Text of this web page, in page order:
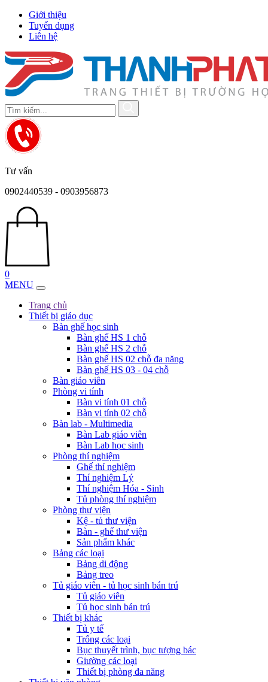
Giới thiệu
Tuyển dụng
Liên hệ
Tư vấn
0902440539 - 0903956873
0
MENU
Trang chủ
Thiết bị giáo dục
Bàn ghế học sinh
Bàn ghế HS 1 chỗ
Bàn ghế HS 2 chỗ
Bàn ghế HS 02 chỗ đa năng
Bàn ghế HS 03 - 04 chỗ
Bàn giáo viên
Phòng vi tính
Bàn vi tính 01 chỗ
Bàn vi tính 02 chỗ
Bàn lab - Multimedia
Bàn Lab giáo viên
Bàn Lab học sinh
Phòng thí nghiệm
Ghế thí nghiệm
Thí nghiệm Lý
Thí nghiệm Hóa - Sinh
Tủ phòng thí nghiệm
Phòng thư viện
Kệ - tủ thư viện
Bàn - ghế thư viện
Sản phẩm khác
Bảng các loại
Bảng di động
Bảng treo
Tủ giáo viên - tủ học sinh bán trú
Tủ giáo viên
Tủ học sinh bán trú
Thiết bị khác
Tủ y tế
Trống các loại
Bục thuyết trình, bục tượng bác
Giường các loại
Thiết bị phòng đa năng